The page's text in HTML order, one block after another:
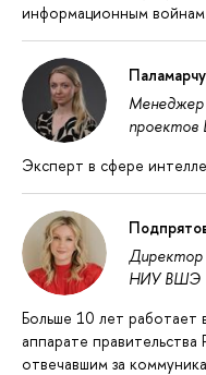
информационным
Менеджер
проектов
Эксперт в сфере
Директор
НИУ ВШЭ
Больше 10 лет работает
аппарате
отвечавшим за